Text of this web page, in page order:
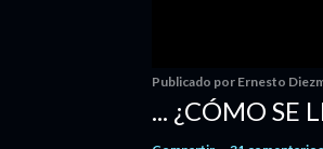
Publicado por Ernesto
... ¿CÓMO SE